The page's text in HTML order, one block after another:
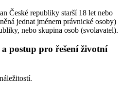
České republiky starší 18 let nebo
jednat jménem právnické osoby)
nebo skupina osob (svolavatel).
postup pro řešení životní